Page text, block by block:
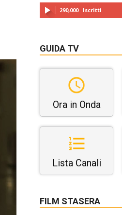
290,000 Iscritti
GUIDA TV
Ora in Onda
Lista Canali
FILM STASERA